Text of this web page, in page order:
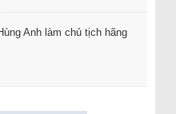
Anh làm chủ tịch hãng